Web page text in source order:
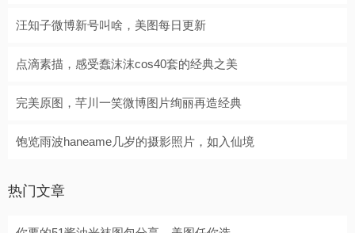
汪知子微博新号叫啥，美图每日更新
点滴素描，感受蠢沫沫cos40套的经典之美
完美原图，芊川一笑微博图片绚丽再造经典
饱览雨波haneame几岁的摄影照片，如入仙境
热门文章